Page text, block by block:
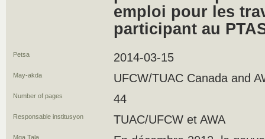
emploi pour les
participant au
Petsa 2014-03-15
May-akda UFCW/TUAC Canada and
Number of pages 44
Responsable institusyon TUAC/UFCW et AWA
Mga Tala